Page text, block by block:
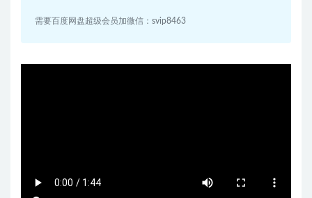
需要百度网盘超级会员加微信：svip8463